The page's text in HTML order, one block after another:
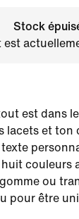
Stock
est
est dans
lacets et ton
huit couleurs
ou
pour être